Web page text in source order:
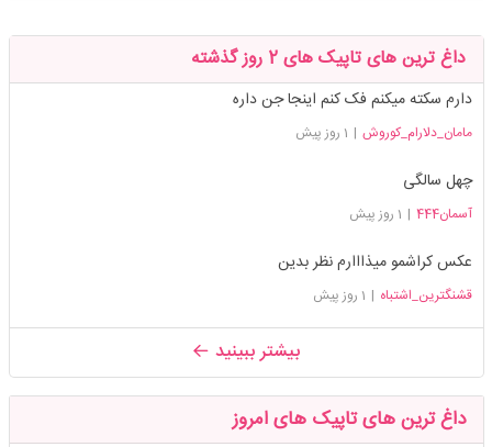
داغ ترین های تاپیک های 2 روز گذشته
دارم سکته میکنم فک کنم اینجا جن داره
مامان_دلارام_کوروش | 1 روز پیش
چهل سالگی
آسمان444 | 1 روز پیش
عکس کراشمو میذااارم نظر بدین
قشنگترین_اشتباه | 1 روز پیش
بیشتر ببینید
داغ ترین های تاپیک های امروز